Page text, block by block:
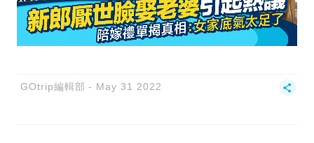
GOtrip編輯部 May 31 2022